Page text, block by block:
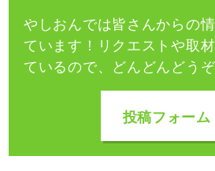
やしおんでは皆さんからの
ています！ リクエストや取
ているので、どんどんどうぞ
投稿フォー